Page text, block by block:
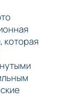
которая